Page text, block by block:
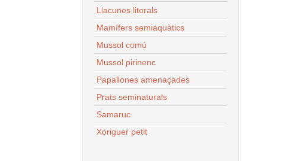
Llacunes litorals
Mamífers semiaquàtics
Mussol comú
Mussol pirinenc
Papallones amenaçades
Prats seminaturals
Samaruc
Xoriguer petit